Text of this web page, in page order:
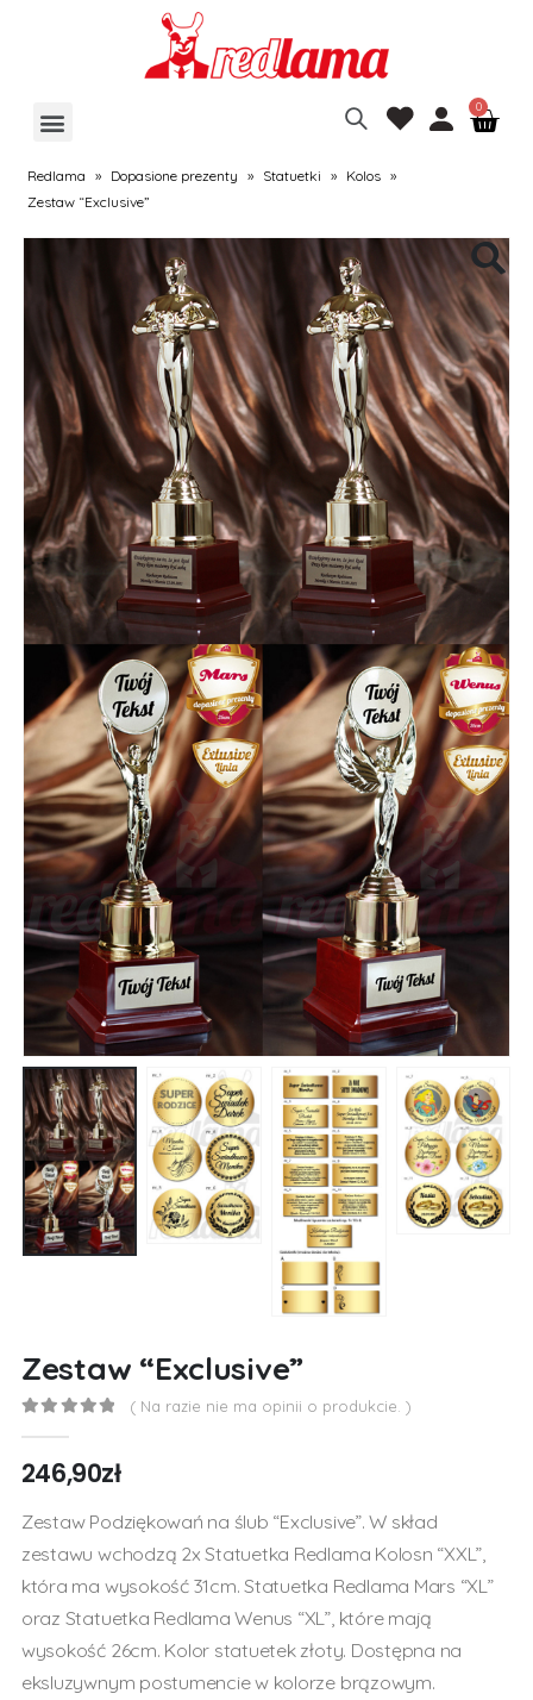
Redlama » Dopasione prezenty » Statuetki » Kolos »
Zestaw “Exclusive”
Zestaw “Exclusive”
( Na razie nie ma opinii o produkcie. )
246,90zł
Zestaw Podziękowań na ślub “Exclusive”. W skład
zestawu wchodzą 2x Statuetka Redlama Kolosn “XXL”,
która ma wysokość 31cm. Statuetka Redlama Mars “XL”
oraz Statuetka Redlama Wenus “XL”, które mają
wysokość 26cm. Kolor statuetek złoty. Dostępna na
eksluzywnym postumencie w kolorze brązowym.